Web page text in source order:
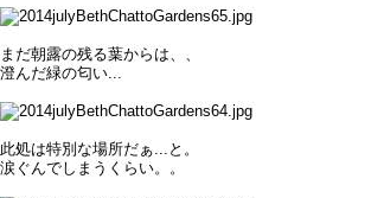
まだ朝露の残る葉からは、、
澄んだ緑の匂い...
此処は特別な場所だぁ...と。
涙ぐんでしまうくらい。。